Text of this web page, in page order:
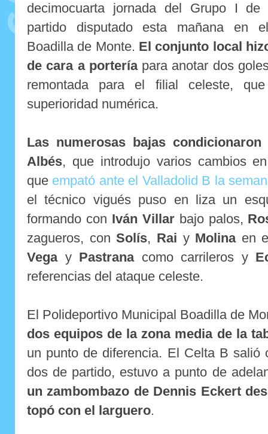
decimocuarta jornada del Grupo I
partido disputado esta mañana en
Boadilla de Monte. El conjunto local
de cara a porteríapara anotar dos
remontada para el filial celeste,
superioridad numérica.
Las numerosas bajas
Albés, que introdujo varios cambios
que empató ante el Valladolid B la
el técnico vigués puso en liza un
formando con Iván Villarbajo palos,
zagueros, conSolís, Rai y Molinaen
Vegay Pastranacomo carrileros y
referencias del ataque celeste.
El Polideportivo Municipal Boadilla de
dos equipos de la zona media de la
un punto de diferencia. El Celta B salió
dos de partido, estuvo a punto de
un zambombazo de Dennis Eckert
topó con el larguero.